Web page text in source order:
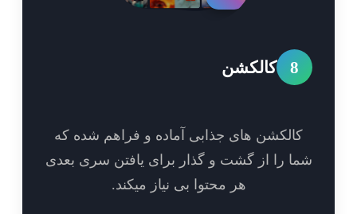
کالکشن
های جذابی آماده و فراهم شده که
را از گشت و گذار برای یافتن سری بعدی
هر محتوا بی نیاز میکند.